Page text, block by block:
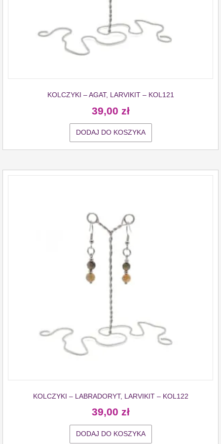
KOLCZYKI – AGAT, LARVIKIT – KOL121
39,00 zł
DODAJ DO KOSZYKA
KOLCZYKI – LABRADORYT, LARVIKIT – KOL122
39,00 zł
DODAJ DO KOSZYKA